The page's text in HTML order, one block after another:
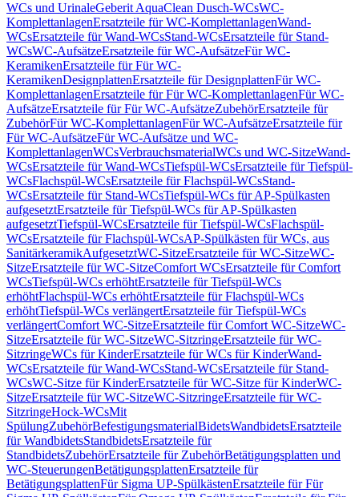
WCs und UrinaleGeberit AquaClean Dusch-WCsWC-
KomplettanlagenErsatzteile für WC-KomplettanlagenWand-
WCsErsatzteile für Wand-WCsStand-WCsErsatzteile für Stand-
WCsWC-AufsätzeErsatzteile für WC-AufsätzeFür WC-
KeramikenErsatzteile für Für WC-
KeramikenDesignplattenErsatzteile für DesignplattenFür WC-
KomplettanlagenErsatzteile für Für WC-KomplettanlagenFür WC-
AufsätzeErsatzteile für Für WC-AufsätzeZubehörErsatzteile für
ZubehörFür WC-KomplettanlagenFür WC-AufsätzeErsatzteile für
Für WC-AufsätzeFür WC-Aufsätze und WC-
KomplettanlagenWCsVerbrauchsmaterialWCs und WC-SitzeWand-
WCsErsatzteile für Wand-WCsTiefspül-WCsErsatzteile für Tiefspül-
WCsFlachspül-WCsErsatzteile für Flachspül-WCsStand-
WCsErsatzteile für Stand-WCsTiefspül-WCs für AP-Spülkasten
aufgesetztErsatzteile für Tiefspül-WCs für AP-Spülkasten
aufgesetztTiefspül-WCsErsatzteile für Tiefspül-WCsFlachspül-
WCsErsatzteile für Flachspül-WCsAP-Spülkästen für WCs, aus
SanitärkeramikAufgesetztWC-SitzeErsatzteile für WC-SitzeWC-
SitzeErsatzteile für WC-SitzeComfort WCsErsatzteile für Comfort
WCsTiefspül-WCs erhöhtErsatzteile für Tiefspül-WCs
erhöhtFlachspül-WCs erhöhtErsatzteile für Flachspül-WCs
erhöhtTiefspül-WCs verlängertErsatzteile für Tiefspül-WCs
verlängertComfort WC-SitzeErsatzteile für Comfort WC-SitzeWC-
SitzeErsatzteile für WC-SitzeWC-SitzringeErsatzteile für WC-
SitzringeWCs für KinderErsatzteile für WCs für KinderWand-
WCsErsatzteile für Wand-WCsStand-WCsErsatzteile für Stand-
WCsWC-Sitze für KinderErsatzteile für WC-Sitze für KinderWC-
SitzeErsatzteile für WC-SitzeWC-SitzringeErsatzteile für WC-
SitzringeHock-WCsMit
SpülungZubehörBefestigungsmaterialBidetsWandbidetsErsatzteile
für WandbidetsStandbidetsErsatzteile für
StandbidetsZubehörErsatzteile für ZubehörBetätigungsplatten und
WC-SteuerungenBetätigungsplattenErsatzteile für
BetätigungsplattenFür Sigma UP-SpülkästenErsatzteile für Für